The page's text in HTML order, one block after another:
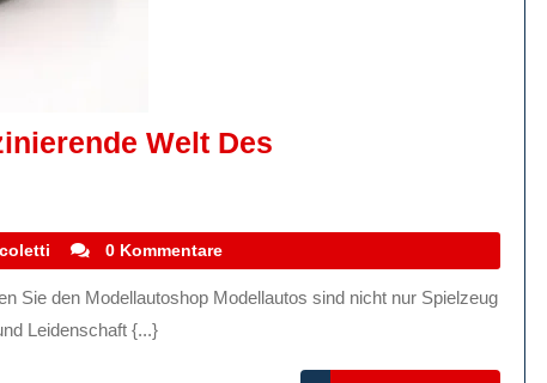
Welt Des
stefanocoletti
0 Kommentare
Leidenschaft {...}